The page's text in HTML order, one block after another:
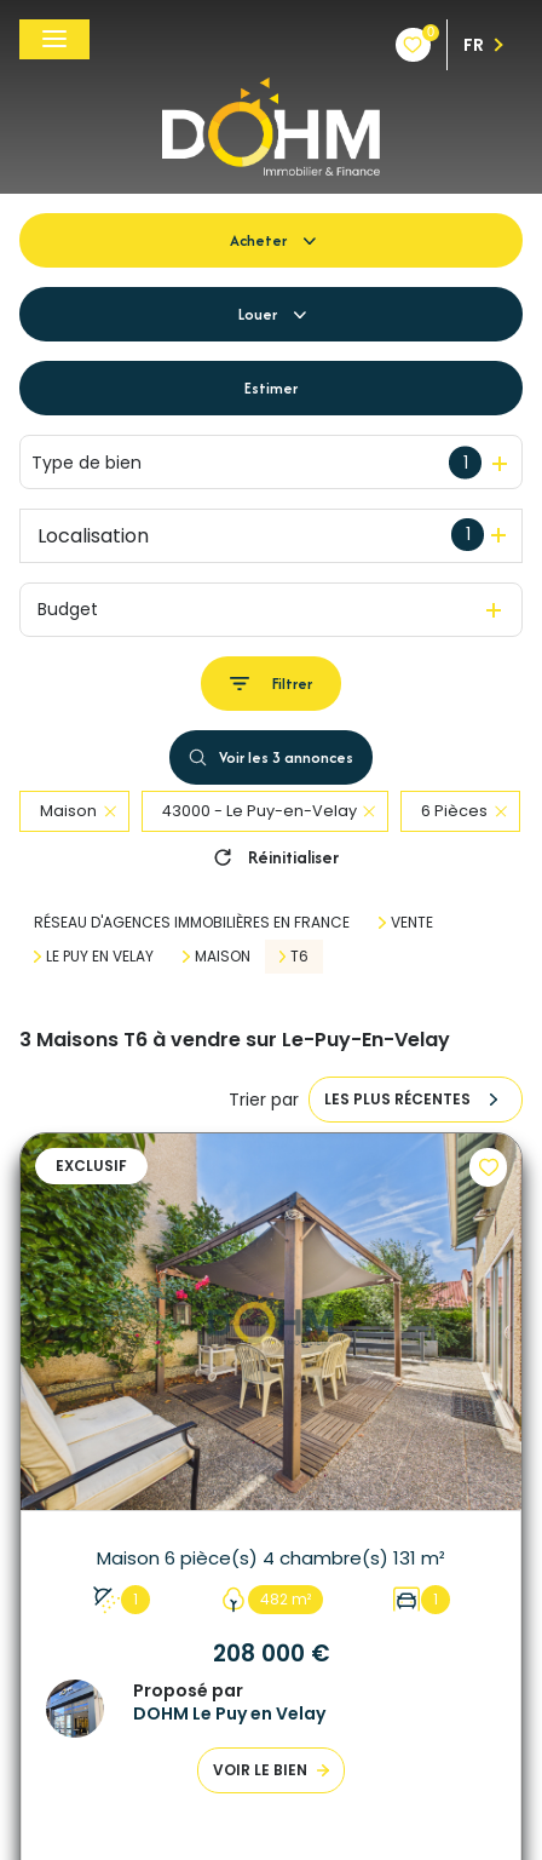
0
FR
Acheter
Du neuf
De l'immo pro
Louer
De l'immo pro
Estimer
Type de bien 1
1
Localisation
Budget
Filtrer
Voir les 3 annonces
Maison 43000 - Le Puy-en-Velay 6 Pièces
Réinitialiser
RÉSEAU D'AGENCES IMMOBILIÈRES EN FRANCE
VENTE
LE PUY EN VELAY
MAISON T6
3 Maisons T6 à vendre sur Le-Puy-En-Velay
Trier par LES PLUS RÉCENTES
EXCLUSIF
Maison 6 pièce(s) 4 chambre(s) 131 m²
1 482 m² 1
208 000 €
Proposé par
DOHM Le Puy en Velay
VOIR LE BIEN